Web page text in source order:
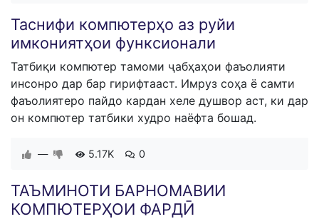
Таснифи компютерҳо аз руйи
имкониятҳои функсионали
Татбиқи компютер тамоми ҷабҳаҳои фаъолияти
инсонро дар бар гирифтааст. Имруз соҳа ё самти
фаъолиятеро пайдо кардан хеле душвор аст, ки дар
он компютер татбики худро наёфта бошад.
— 5.17K 0
ТАЪМИНОТИ БАРНОМАВИИ
КОМПЮТЕРҲОИ ФАРДӢ